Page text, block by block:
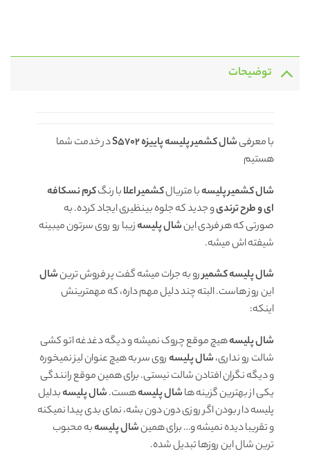
توضیحات
با معرفیشال کشمیر پلیسه پاییزهS5702در خدمت شما
هستیم
شال کشمیر پلیسهبا متریالکشمیر اعلابا رنگکرم نسکافه
ای و طرحترندیو جدید که جلوه بینظیری ایجاد کرده. به
صورتی که هر فردی اینشال پلیسهزیبا رو روی سرتون میبینه
شیفته اش میشه.
شال پلیسه کشمیررو به جرات میشه گفت پر فروش ترینشال
این روز هاست. البته چند دلیل مهم داره، که مهمترینش
اینکه:
شال پلیسههیچ موقع چروک نمیشه و دیگه دغدغه اتو کشی
شالت رو نداری،شال پلیسهروی سر به هیچ عنوان لیز نمیخوره
و دیگه نگران افتادن شالت نیستی. برای همین موقع رانندگی
یکی از بهترین گزینه هاشال پلیسههست.شال پلیسهبدلیل
پلیسه دار بودن اگر روزی دون دون بشه، نمای بدی پیدا نمیکنه
و تقریبا دیده نمیشه و… برای همینشال پلیسهبه محبوب
ترین شال این روزها تبدیل شده.